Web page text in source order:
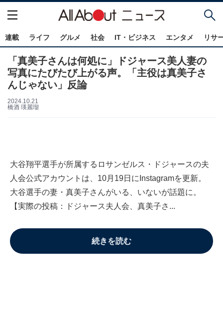
連載 ライフ グルメ 社会 IT・ビジネス エンタメ リサ
「真美子さんは何処に」ドジャース美人妻の
写真にたびたび上がる声。「主役は真美子さ
んじゃない」反論
2024.10.21
橋酒 瑛麗瑠
大谷翔平選手が所属するロサンゼルス・ドジャースの夫
人会公式アカウントは、10月19日にInstagramを更新。
大谷選手の妻・真美子さんがいる、いないが話題に。
【実際の投稿：ドジャース夫人会、真美子さ...
続きを読む